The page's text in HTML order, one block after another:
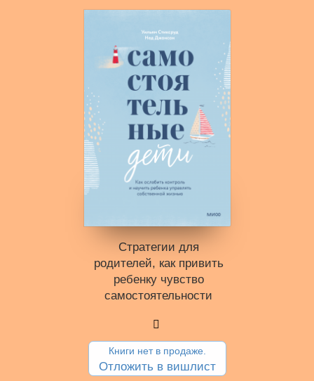
Стратегии для
родителей, как привить
ребенку чувство
самостоятель­ности
Книги нет в продаже.
Отложить в вишлист